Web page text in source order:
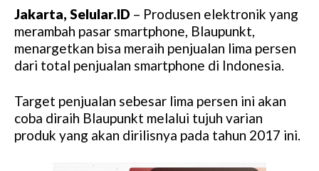
Jakarta, Selular.ID – Produsen elektronik yang
merambah pasar smartphone, Blaupunkt,
menargetkan bisa meraih penjualan lima persen
dari total penjualan smartphone di Indonesia.
Target penjualan sebesar lima persen ini akan
coba diraih Blaupunkt melalui tujuh varian
produk yang akan dirilisnya pada tahun 2017 ini.